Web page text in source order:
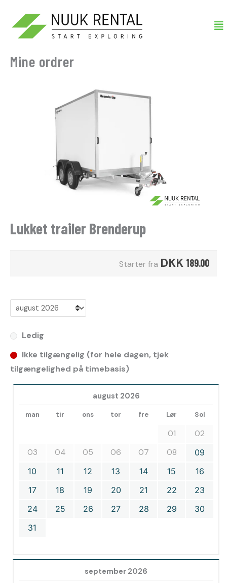
indholdet
Mine ordrer
Lukket trailer Brenderup
Starter fra DKK 189.00
Ledig
Ikke tilgængelig (for hele dagen, tjek
tilgængelighed på timebasis)
august 2026
man tir ons tor fre Lør Sol
01
02
03
04 05 06 07 08
09
10
11 12 13 14 15
16
17
18 19 20 21 22
23
24
25 26 27 28 29
30
31
september 2026